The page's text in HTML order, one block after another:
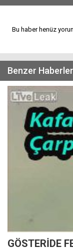
Bu haber henüz
Benzer Haberler
GÖSTERİDE